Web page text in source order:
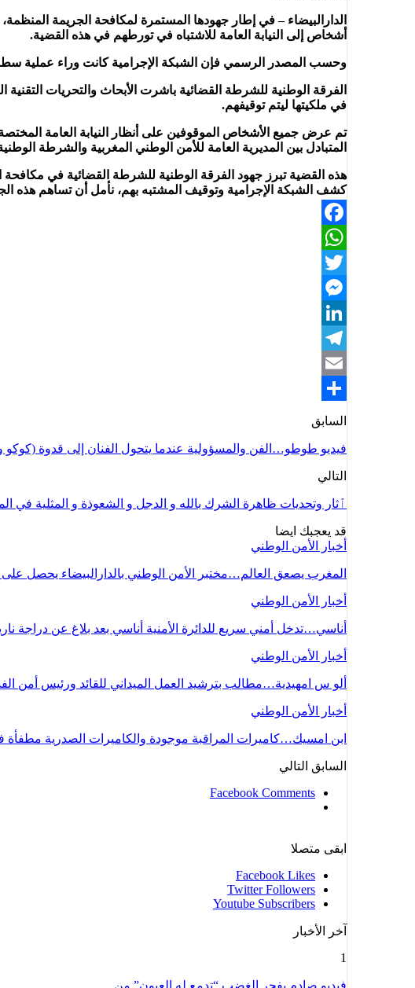
الدارالبيضاء – في إطار جهودها المستمرة لمكافحة الجريمة
أشخاص إلى النيابة العامة للاشتباه في تورطهم في هذه القضية.
وحسب المصدر الرسمي فإن الشبكة الإجرامية كانت وراء عملية سطو مسلح
الفرقة الوطنية للشرطة القضائية باشرت الأبحاث والتحريات
في ملكيتها ليتم توقيفهم.
تم عرض جميع الأشخاص الموقوفين على أنظار النيابة العامة
المتبادل بين المديرية العامة للأمن الوطني المغربية والشرطة
هذه القضية تبرز جهود الفرقة الوطنية للشرطة القضائية في مكافحة
كشف الشبكة الإجرامية وتوقيف المشتبه بهم، نأمل أن تساهم هذه
Facebook
WhatsApp
Twitter
Messenger
LinkedIn
Telegram
Email
Share
السابق
فيديو طوطو…الفن والمسؤولية عندما يتحول الفنان إلى قدوة
التالي
ٱثار وتحديات ظاهرة الشرك بالله و الدجل و الشعوذة و المثلية في
قد يعجبك ايضا
أخبار الأمن الوطني
المغرب يصعق العالم…مختبر الأمن الوطني بالدارالبيضاء يحصل على
أخبار الأمن الوطني
أناسي…تدخل أمني سريع للدائرة الأمنية أناسي بعد بلاغ عن دراجة
أخبار الأمن الوطني
ألو س امهيدية…مطالب بترشيد العمل الميداني للقائد ورئيس أمن
أخبار الأمن الوطني
ابن امسيك…كاميرات المراقبة موجودة والكاميرات الصدرية
السابق التالي
Facebook Comments
ابقى متصلا
Facebook Likes
Twitter Followers
Youtube Subscribers
آخر الأخبار
1
فيديو صادم يفجر الغضب “تدمع له العيون” من…